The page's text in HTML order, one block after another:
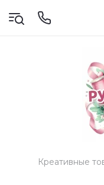
Креативные